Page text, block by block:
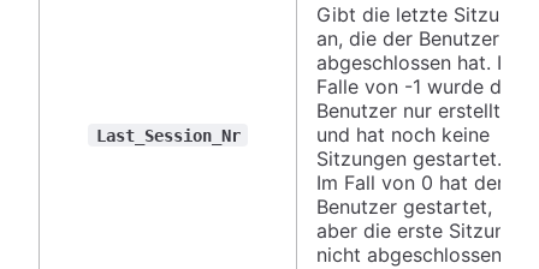
Last_Session_Nr
Gibt die letzte Sitzung
an, die der Benutzer
abgeschlossen hat. Im
Falle von -1 wurde der
Benutzer nur erstellt
und hat noch keine
Sitzungen gestartet.
Im Fall von 0 hat der
Benutzer gestartet,
aber die erste Sitzung
nicht abgeschlossen.